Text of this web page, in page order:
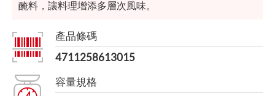
醃料，讓料理增添多層次風味。
產品條碼
4711258613015
容量規格